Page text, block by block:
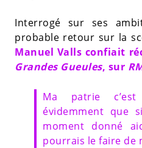
Interrogé sur ses
probable retour sur la
Manuel Valls confiait
Grandes Gueules, sur
Ma patrie
évidemment que
moment donné
pourrais le faire de